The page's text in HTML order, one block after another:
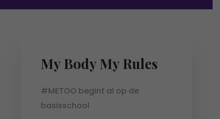
My Body My Rules
#METOO begint al op de
basisschool